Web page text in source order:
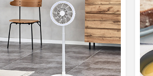
SDGs
SDGsへの取り組み